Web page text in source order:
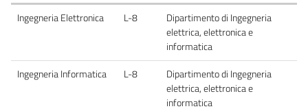
Ingegneria Elettronica L-8
Dipartimento di Ingegneria
elettrica, elettronica e
informatica
Ingegneria Informatica
L-8
Dipartimento di Ingegneria
elettrica, elettronica e
informatica